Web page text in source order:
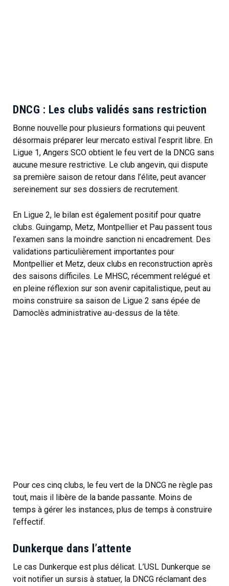
DNCG : Les clubs validés sans restriction
Bonne nouvelle pour plusieurs formations qui peuvent
désormais préparer leur mercato estival l’esprit libre. En
Ligue 1, Angers SCO obtient le feu vert de la DNCG sans
aucune mesure restrictive. Le club angevin, qui dispute
sa première saison de retour dans l’élite, peut avancer
sereinement sur ses dossiers de recrutement.
En Ligue 2, le bilan est également positif pour quatre
clubs. Guingamp, Metz, Montpellier et Pau passent tous
l’examen sans la moindre sanction ni encadrement. Des
validations particulièrement importantes pour
Montpellier et Metz, deux clubs en reconstruction après
des saisons difficiles. Le MHSC, récemment relégué et
en pleine réflexion sur son avenir capitalistique, peut au
moins construire sa saison de Ligue 2 sans épée de
Damoclès administrative au-dessus de la tête.
Pour ces cinq clubs, le feu vert de la DNCG ne règle pas
tout, mais il libère de la bande passante. Moins de
temps à gérer les instances, plus de temps à construire
l’effectif.
Dunkerque dans l’attente
Le cas Dunkerque est plus délicat. L’USL Dunkerque se
voit notifier un sursis à statuer, la DNCG réclamant des